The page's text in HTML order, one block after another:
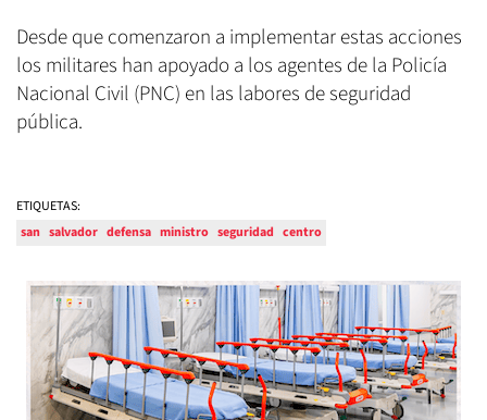
Desde que comenzaron a implementar estas acciones
los militares han apoyado a los agentes de la Policía
Nacional Civil (PNC) en las labores de seguridad
pública.
ETIQUETAS:
san salvador defensa ministro seguridad centro